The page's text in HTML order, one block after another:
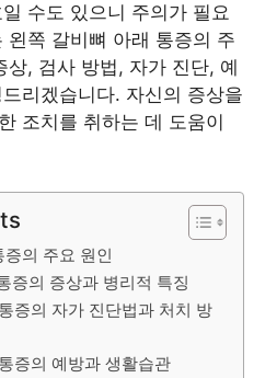
수도 있으니 주의가 필요
왼쪽 갈비뼈 아래 통증의 주
상, 검사 방법, 자가 진단, 예
리겠습니다. 자신의 증상을
조치를 취하는 데 도움이
증의 주요 원인
증의 증상과 병리적 특징
증의 자가 진단법과 처치 방
증의 예방과 생활습관